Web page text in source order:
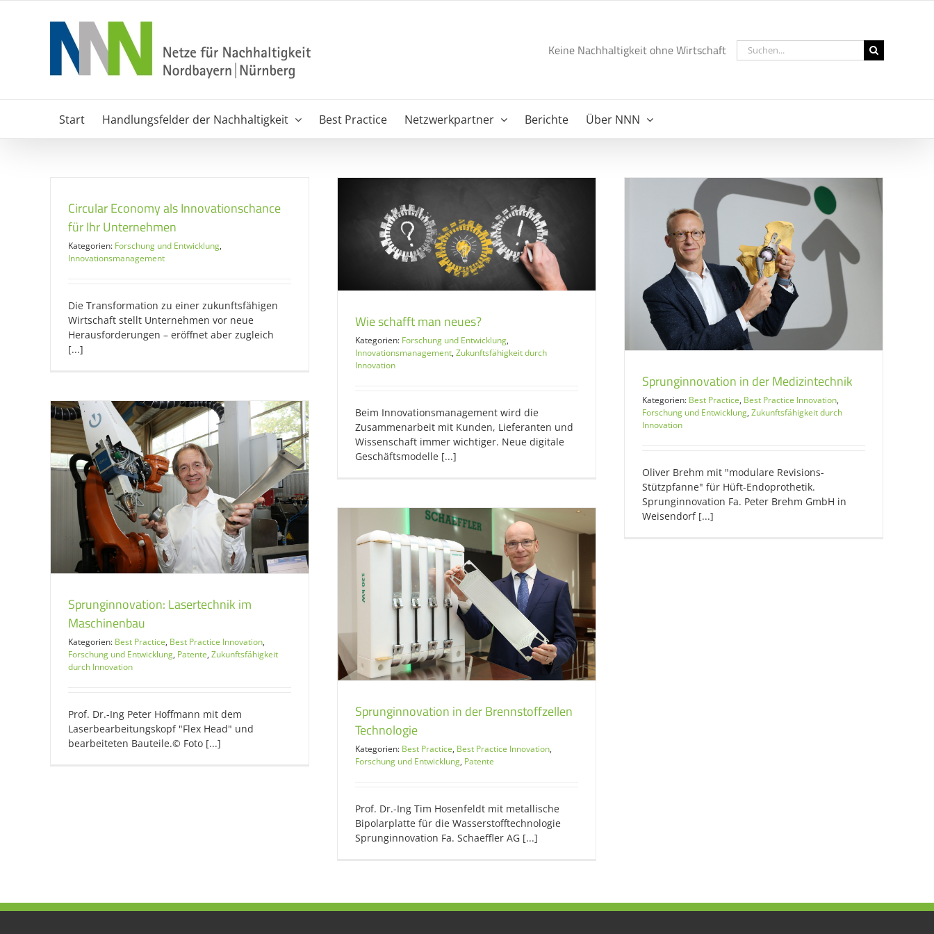
Keine Nachhaltigkeit ohne Wirtschaft
Suche
nach:
Start Handlungsfelder der Nachhaltigkeit Best Practice Netzwerkpartner Berichte Über NNN
Circular Economy als Innovationschance
für Ihr Unternehmen
Kategorien: Forschung und Entwicklung,
Innovationsmanagement
Die Transformation zu einer zukunftsfähigen
Wirtschaft stellt Unternehmen vor neue
Herausforderungen – eröffnet aber zugleich
[...]
Wie schafft man neues?
Kategorien: Forschung und Entwicklung,
Innovationsmanagement, Zukunftsfähigkeit durch
Innovation
Beim Innovationsmanagement wird die
Zusammenarbeit mit Kunden, Lieferanten und
Wissenschaft immer wichtiger. Neue digitale
Geschäftsmodelle [...]
Sprunginnovation in der Medizintechnik
Kategorien: Best Practice, Best Practice Innovation,
Forschung und Entwicklung, Zukunftsfähigkeit durch
Innovation
Oliver Brehm mit "modulare Revisions-
Stützpfanne" für Hüft-Endoprothetik.
Sprunginnovation Fa. Peter Brehm GmbH in
Weisendorf [...]
Sprunginnovation: Lasertechnik im
Maschinenbau
Kategorien: Best Practice, Best Practice Innovation,
Forschung und Entwicklung, Patente, Zukunftsfähigkeit
durch Innovation
Prof. Dr.-Ing Peter Hoffmann mit dem
Laserbearbeitungskopf "Flex Head" und
bearbeiteten Bauteile.© Foto [...]
Sprunginnovation in der Brennstoffzellen
Technologie
Kategorien: Best Practice, Best Practice Innovation,
Forschung und Entwicklung, Patente
Prof. Dr.-Ing Tim Hosenfeldt mit metallische
Bipolarplatte für die Wasserstofftechnologie
Sprunginnovation Fa. Schaeffler AG [...]